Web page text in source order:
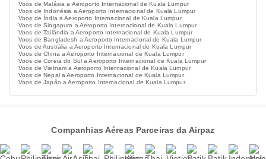
Voos de Malásia a Aeroporto Internacional de Kuala Lumpur
Voos de Indonésia a Aeroporto Internacional de Kuala Lumpur
Voos de Índia a Aeroporto Internacional de Kuala Lumpur
Voos de Singapura a Aeroporto Internacional de Kuala Lumpur
Voos de Tailândia a Aeroporto Internacional de Kuala Lumpur
Voos de Bangladesh a Aeroporto Internacional de Kuala Lumpur
Voos de Austrália a Aeroporto Internacional de Kuala Lumpur
Voos de China a Aeroporto Internacional de Kuala Lumpur
Voos de Coreia do Sul a Aeroporto Internacional de Kuala Lumpur
Voos de Vietnam a Aeroporto Internacional de Kuala Lumpur
Voos de Nepal a Aeroporto Internacional de Kuala Lumpur
Voos de Japão a Aeroporto Internacional de Kuala Lumpur
Companhias Aéreas Parceiras da Airpaz